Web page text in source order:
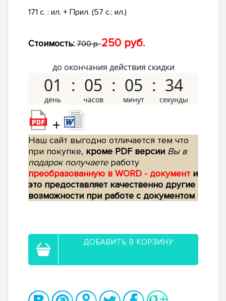
171 с. : ил. + Прил. (57 с.: ил.)
Стоимость: 700 р.250 руб.
до окончания действия скидки
01 05 05 33
+
Наш сайт выгодно отличается тем что
при покупке, кроме PDF версии Вы в
подарок получаетеработу
преобразованную в WORD - документ и
это предоставляет качественно другие
возможности при работе с документом
ДОБАВИТЬ В КОРЗИНУ